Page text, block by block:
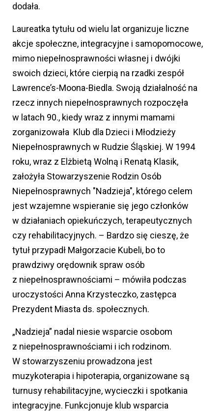
dodała.
Laureatka tytułu od wielu lat organizuje liczne
akcje społeczne, integracyjne i samopomocowe,
mimo niepełnosprawności własnej i dwójki
swoich dzieci, które cierpią na rzadki zespół
Lawrence’s-Moona-Biedla. Swoją działalność na
rzecz innych niepełnosprawnych rozpoczęła
w latach 90., kiedy wraz z innymi mamami
zorganizowała Klub dla Dzieci i Młodzieży
Niepełnosprawnych w Rudzie Śląskiej. W 1994
roku, wraz z Elżbietą Wolną i Renatą Klasik,
założyła Stowarzyszenie Rodzin Osób
Niepełnosprawnych "Nadzieja", którego celem
jest wzajemne wspieranie się jego członków
w działaniach opiekuńczych, terapeutycznych
czy rehabilitacyjnych. – Bardzo się cieszę, że
tytuł przypadł Małgorzacie Kubeli, bo to
prawdziwy orędownik spraw osób
z niepełnosprawnościami – mówiła podczas
uroczystości Anna Krzysteczko, zastępca
Prezydent Miasta ds. społecznych.
„Nadzieja” nadal niesie wsparcie osobom
z niepełnosprawnościami i ich rodzinom.
W stowarzyszeniu prowadzona jest
muzykoterapia i hipoterapia, organizowane są
turnusy rehabilitacyjne, wycieczki i spotkania
integracyjne. Funkcjonuje klub wsparcia